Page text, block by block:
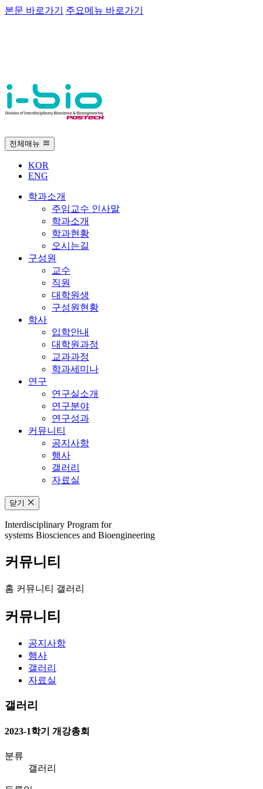
본문 바로가기 주요메뉴 바로가기
전체매뉴
KOR
ENG
학과소개
주임교수 인사말
학과소개
학과현황
오시는길
구성원
교수
직원
대학원생
구성원현황
학사
입학안내
대학원과정
교과과정
학과세미나
연구
연구실소개
연구분야
연구성과
커뮤니티
공지사항
행사
갤러리
자료실
닫기
Interdisciplinary Program for
systems Biosciences and Bioengineering
커뮤니티
홈 커뮤니티 갤러리
커뮤니티
공지사항
행사
갤러리
자료실
갤러리
2023-1학기 개강총회
분류
갤러리